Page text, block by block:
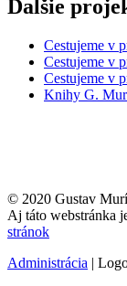
Ďalšie
Cestujeme v
Cestujeme v
Cestujeme v
Knihy G.
© 2020 Gustav
Aj táto webstránka
stránok
Administrácia |